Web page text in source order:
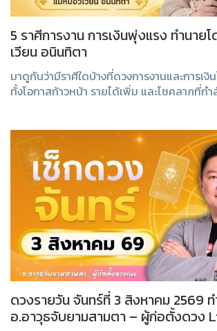
5 ราศีการงาน การเงินพุ่งแรง ทำนาย
เวียน อนินทิตา
มาดูกันว่ามีราศีใดบ้างที่ดวงการงานและการเ
ทั้งโอกาสก้าวหน้า รายได้เพิ่ม และโชคลาภที่กำ
ดวงรายวัน จันทร์ที่ 3 สิงหาคม 2569
อ.อาวุธจับยามสามตา – ผู้ก่อตั้งดวง